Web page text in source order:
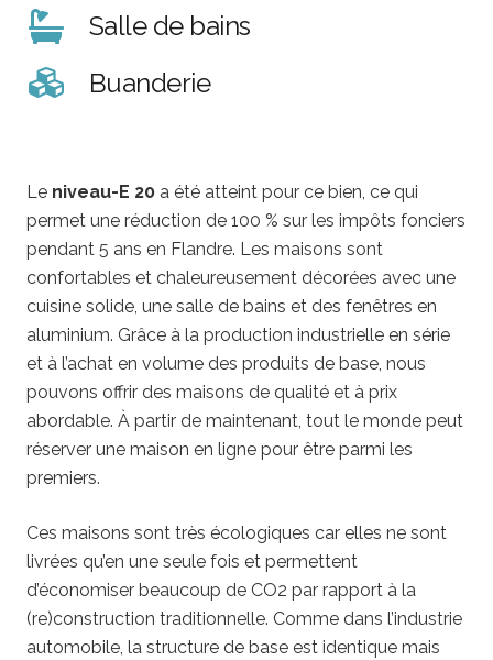
Salle de bains
Buanderie
Le niveau-E 20 a été atteint pour ce bien, ce qui
permet une réduction de 100 % sur les impôts fonciers
pendant 5 ans en Flandre. Les maisons sont
confortables et chaleureusement décorées avec une
cuisine solide, une salle de bains et des fenêtres en
aluminium. Grâce à la production industrielle en série
et à l’achat en volume des produits de base, nous
pouvons offrir des maisons de qualité et à prix
abordable. À partir de maintenant, tout le monde peut
réserver une maison en ligne pour être parmi les
premiers.
Ces maisons sont très écologiques car elles ne sont
livrées qu’en une seule fois et permettent
d’économiser beaucoup de CO2 par rapport à la
(re)construction traditionnelle. Comme dans l’industrie
automobile, la structure de base est identique mais